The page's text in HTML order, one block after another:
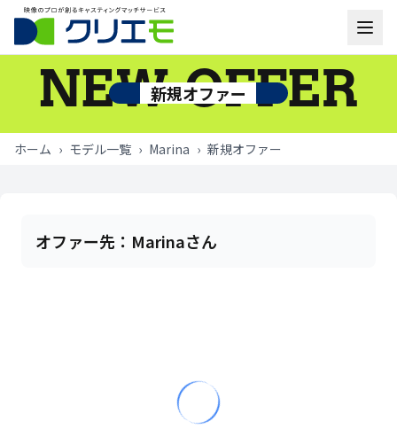
モデル一覧
新規オファー
NEW OFFER
ホーム › モデル一覧 › Marina › 新規オファー
オファー先： Marinaさん